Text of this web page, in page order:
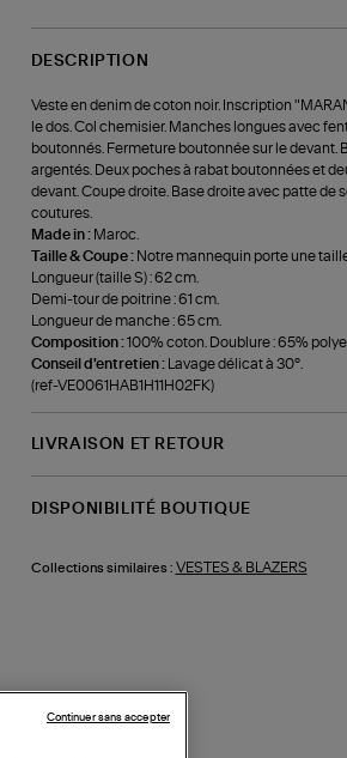
DESCRIPTION
Veste en denim de coton noir. Inscription
le dos. Col chemisier. Manches longues avec
boutonnés. Fermeture boutonnée sur le devant.
argentés. Deux poches à rabat boutonnées et
devant. Coupe droite. Base droite avec patte de
coutures.
Made in : Maroc.
Taille & Coupe : Notre mannequin porte une
Longueur (taille S) : 62 cm.
Demi-tour de poitrine : 61 cm.
Longueur de manche : 65 cm.
Composition :100% coton. Doublure : 65%
Conseil d'entretien :
Lavage délicat à 30°.
(ref-VE0061HAB1H11H02FK)
LIVRAISON ET RETOUR
DISPONIBILITÉ BOUTIQUE
Collections similaires : VESTES & BLAZERS
Continuer sans accepter